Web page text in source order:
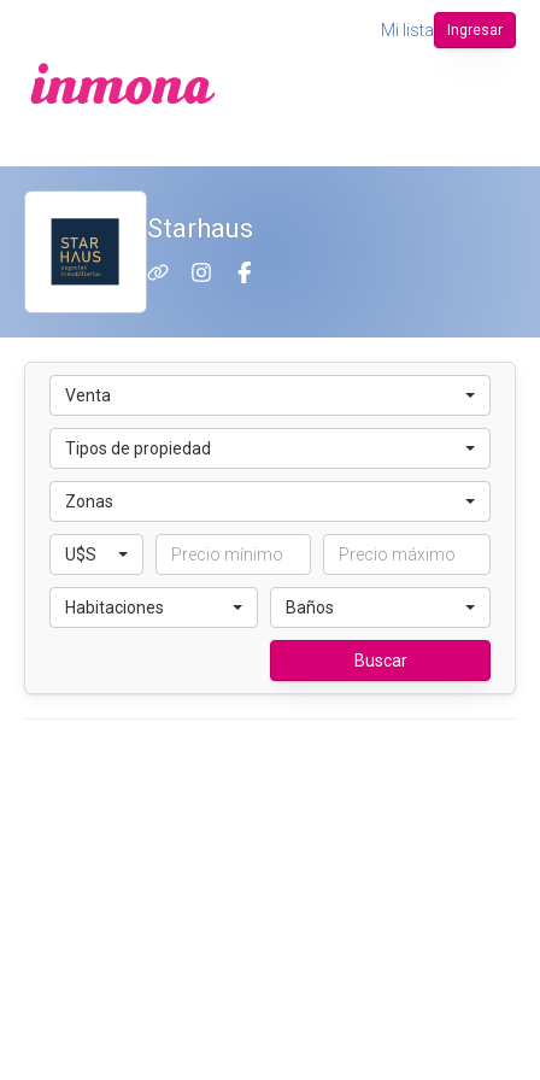
Mi lista Ingresar
Starhaus
Venta
Tipos de propiedad
Zonas
U$S
Habitaciones Baños
Buscar